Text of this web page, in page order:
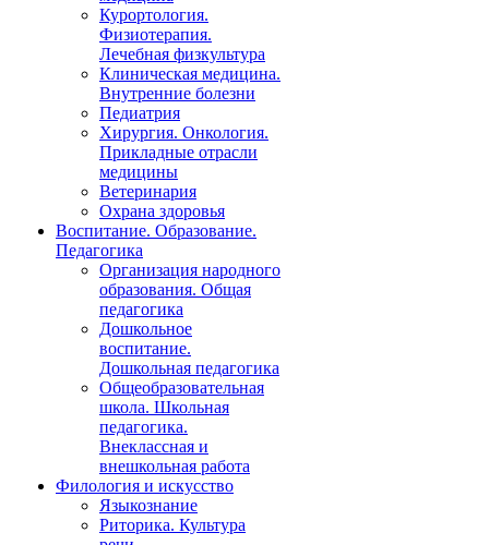
Курортология.
Физиотерапия.
Лечебная физкультура
Клиническая медицина.
Внутренние болезни
Педиатрия
Хирургия. Онкология.
Прикладные отрасли
медицины
Ветеринария
Охрана здоровья
Воспитание. Образование.
Педагогика
Организация народного
образования. Общая
педагогика
Дошкольное
воспитание.
Дошкольная педагогика
Общеобразовательная
школа. Школьная
педагогика.
Внеклассная и
внешкольная работа
Филология и искусство
Языкознание
Риторика. Культура